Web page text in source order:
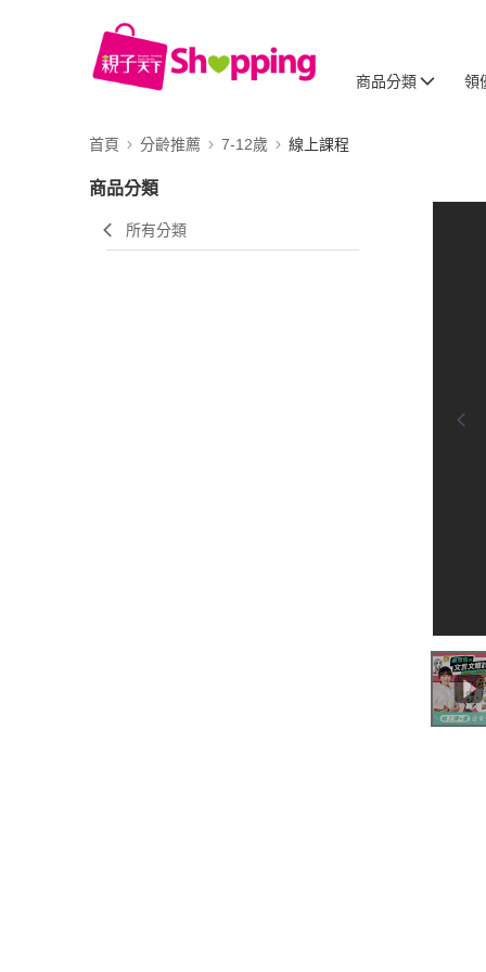
商品分類 領
首頁 分齡推薦 7-12歲 線上課程
商品分類
所有分類